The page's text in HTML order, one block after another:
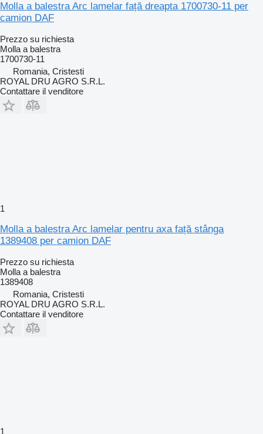
Molla a balestra Arc lamelar față dreapta 1700730-11 per
camion DAF
Prezzo su richiesta
Molla a balestra
1700730-11
Romania, Cristesti
ROYAL DRU AGRO S.R.L.
Contattare il venditore
1
Molla a balestra Arc lamelar pentru axa față stânga
1389408 per camion DAF
Prezzo su richiesta
Molla a balestra
1389408
Romania, Cristesti
ROYAL DRU AGRO S.R.L.
Contattare il venditore
1